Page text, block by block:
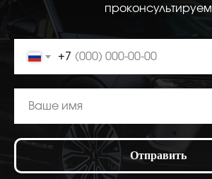
проконсультируем
+7
Отправить